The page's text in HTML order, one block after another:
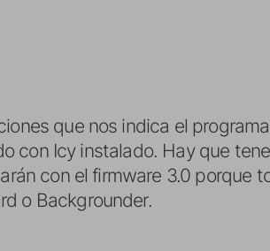
que nos indica el programa
con Icy instalado. Hay que
con el firmware 3.0 porque
o Backgrounder.